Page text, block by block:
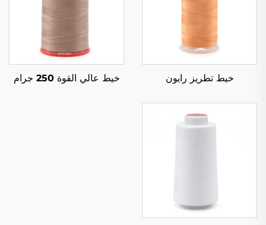
خيط تطريز رايون خيط عالي القوة 250 جرام